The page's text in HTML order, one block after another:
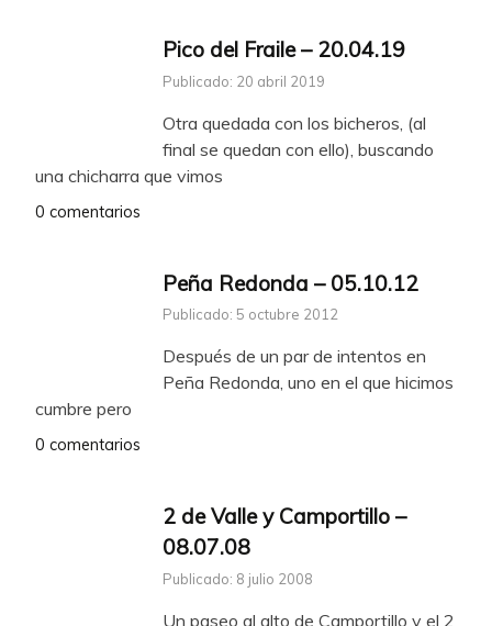
Pico del Fraile – 20.04.19
Publicado: 20 abril 2019
Otra quedada con los bicheros, (al
final se quedan con ello), buscando
una chicharra que vimos
0 comentarios
Peña Redonda – 05.10.12
Publicado: 5 octubre 2012
Después de un par de intentos en
Peña Redonda, uno en el que hicimos
cumbre pero
0 comentarios
2 de Valle y Camportillo –
08.07.08
Publicado: 8 julio 2008
Un paseo al alto de Camportillo y el 2